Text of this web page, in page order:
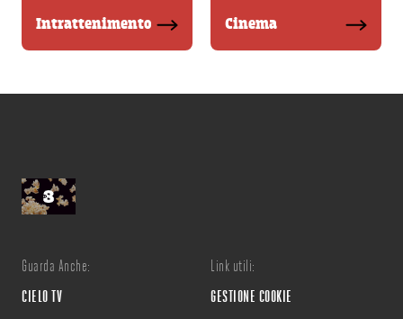
Intrattenimento Cinema
Guarda Anche:
CIELO TV
Link utili:
GESTIONE COOKIE